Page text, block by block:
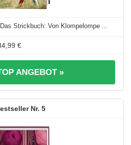
Strickbuch: Von Klompelompe ...
€
ANGEBOT »
5